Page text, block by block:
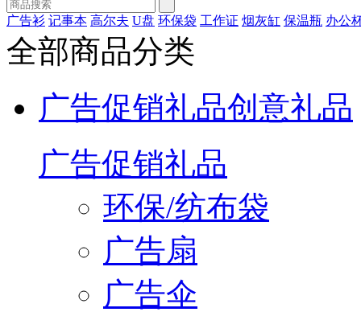
广告衫 记事本 高尔夫 U盘 环保袋 工作证 烟灰缸 保温瓶 办公
全部商品分类
广告促销礼品创意礼品
广告促销礼品
环保/纺布袋
广告扇
广告伞